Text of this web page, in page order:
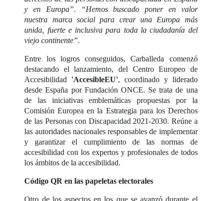
y en Europa”.
“Hemos buscado poner en valor
nuestra marca social para crear una Europa más
unida, fuerte e inclusiva para toda la ciudadanía del
viejo continente”.
Entre los logros conseguidos, Carballeda comenzó
destacando el lanzamiento, del Centro Europeo de
Accesibilidad 'AccesibleEU', coordinado y liderado
desde España por Fundación ONCE. Se trata de una
de las iniciativas emblemáticas propuestas por la
Comisión Europea en la Estrategia para los Derechos
de las Personas con Discapacidad 2021-2030. Reúne a
las autoridades nacionales responsables de implementar
y garantizar el cumplimiento de las normas de
accesibilidad con los expertos y profesionales de todos
los ámbitos de la accesibilidad.
Código QR en las papeletas electorales
Otro de los aspectos en los que se avanzó durante el